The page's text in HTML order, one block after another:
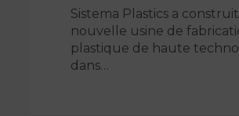
Sistema Plastics a
nouvelle usine de
plastique de haute
dans…